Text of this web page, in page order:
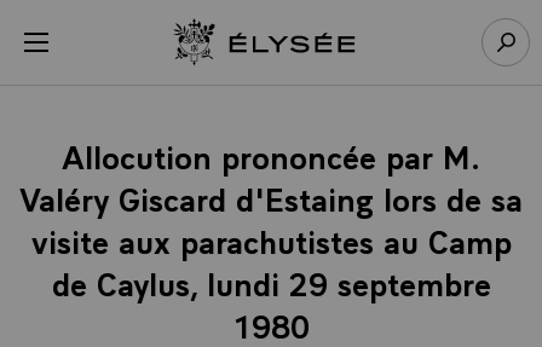
menu Retour à l’accueil Élysée
Allocution prononcée par M.
Valéry Giscard d'Estaing lors de sa
visite aux parachutistes au Camp
de Caylus, lundi 29 septembre
1980
Panneau de gestion des cookies